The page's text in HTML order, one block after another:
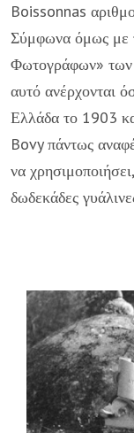
Boissonnas
Σύμφωνα όμως με
Φωτογράφων»
αυτό ανέρχονται
Ελλάδα το 1903
Bovy πάντως
να
δωδεκάδες